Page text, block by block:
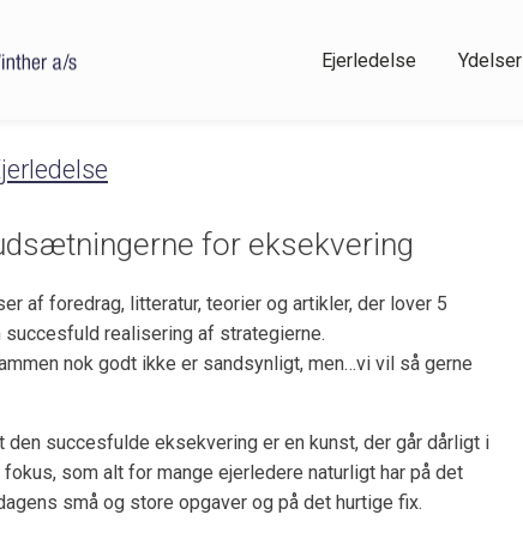
Ejerledelse Ydelser
for eksekvering
af foredrag, litteratur, teorier og artikler, der lover 5
succesfuld realisering af strategierne.
nok godt ikke er sandsynligt, men…vi vil så gerne
den succesfulde eksekvering er en kunst, der går dårligt i
som alt for mange ejerledere naturligt har på det
små og store opgaver og på det hurtige fix.